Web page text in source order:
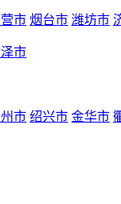
市 烟台市 潍坊市
市
市 绍兴市 金华市